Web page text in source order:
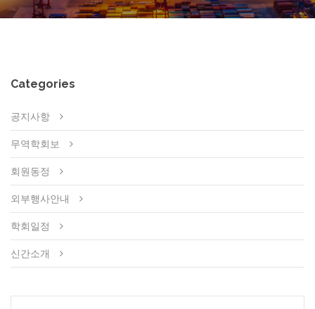
Categories
공지사항
무역학회보
회원동정
외부행사안내
학회일정
신간소개